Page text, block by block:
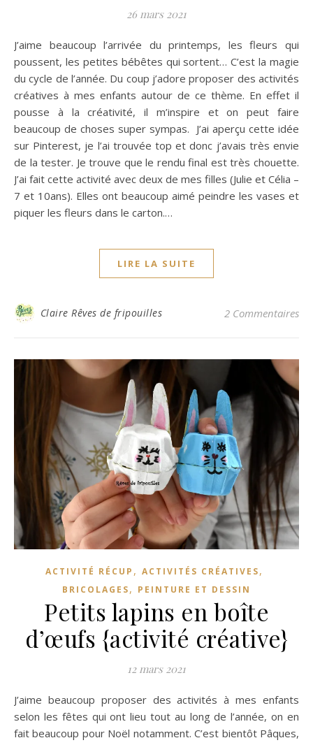
26 mars 2021
J’aime beaucoup l’arrivée du printemps, les fleurs qui
poussent, les petites bébêtes qui sortent… C’est la magie
du cycle de l’année. Du coup j’adore proposer des activités
créatives à mes enfants autour de ce thème. En effet il
pousse à la créativité, il m’inspire et on peut faire
beaucoup de choses super sympas. J’ai aperçu cette idée
sur Pinterest, je l’ai trouvée top et donc j’avais très envie
de la tester. Je trouve que le rendu final est très chouette.
J’ai fait cette activité avec deux de mes filles (Julie et Célia –
7 et 10ans). Elles ont beaucoup aimé peindre les vases et
piquer les fleurs dans le carton.…
LIRE LA SUITE
Claire Rêves de fripouilles 2 Commentaires
ACTIVITÉ RÉCUP , ACTIVITÉS CRÉATIVES,
BRICOLAGES, PEINTURE ET DESSIN
Petits lapins en boîte
d’œufs {activité créative}
12 mars 2021
J’aime beaucoup proposer des activités à mes enfants
selon les fêtes qui ont lieu tout au long de l’année, on en
fait beaucoup pour Noël notamment. C’est bientôt Pâques,